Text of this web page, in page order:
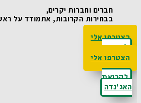
חברים וחברות יקרים,
בבחירות הקרובות, אתמודד על
הצטרפו אלי
לקריאת
האג'נדה
הצטרפו אלי
לקריאת
האג'נדה